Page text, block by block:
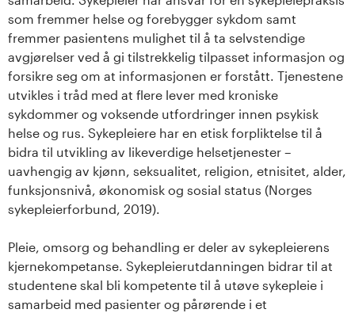
som fremmer helse og forebygger sykdom samt
fremmer pasientens mulighet til å ta selvstendige
avgjørelser ved å gi tilstrekkelig tilpasset informasjon og
forsikre seg om at informasjonen er forstått. Tjenestene
utvikles i tråd med at flere lever med kroniske
sykdommer og voksende utfordringer innen psykisk
helse og rus. Sykepleiere har en etisk forpliktelse til å
bidra til utvikling av likeverdige helsetjenester –
uavhengig av kjønn, seksualitet, religion, etnisitet, alder,
funksjonsnivå, økonomisk og sosial status (Norges
sykepleierforbund, 2019).
Pleie, omsorg og behandling er deler av sykepleierens
kjernekompetanse. Sykepleierutdanningen bidrar til at
studentene skal bli kompetente til å utøve sykepleie i
samarbeid med pasienter og pårørende i et